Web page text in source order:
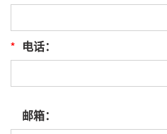
* 电话：
邮箱：